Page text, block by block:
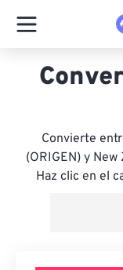
Convierte
(ORIGEN) y
Haz clic en el